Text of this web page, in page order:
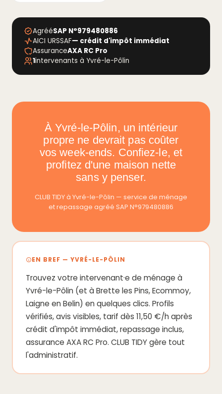
AgrééSAP N°979480886
AICI URSSAF— crédit d'impôt immédiat
AssuranceAXA RC Pro
1intervenants à Yvré-le-Pôlin
À Yvré-le-Pôlin, un intérieur
propre ne devrait pas coûter
vos week-ends. Confiez-le, et
profitez d'une maison nette
sans y penser.
CLUB TIDY à Yvré-le-Pôlin — service de ménage
et repassage agréé SAP N°979480886
EN BREF — YVRÉ-LE-PÔLIN
Trouvez votre intervenant·e de ménage à
Yvré-le-Pôlin (et à Brette les Pins, Ecommoy,
Laigne en Belin) en quelques clics. Profils
vérifiés, avis visibles, tarif dès 11,50 €/h après
crédit d'impôt immédiat, repassage inclus,
assurance AXA RC Pro. CLUB TIDY gère tout
l'administratif.